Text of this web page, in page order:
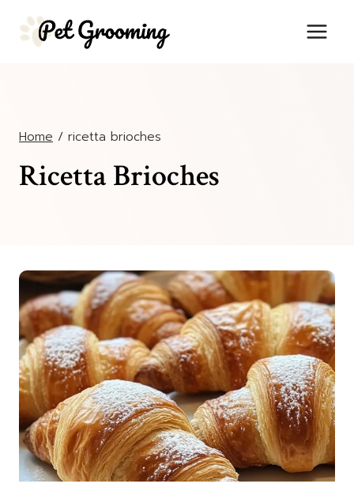
Home / ricetta brioches
Ricetta Brioches